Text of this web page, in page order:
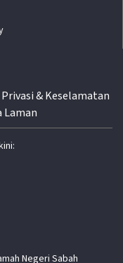
& Keselamatan
Laman
Negeri Sabah